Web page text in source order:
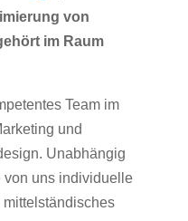
von
im Raum
Team im
und
Unabhängig
von uns individuelle
mittelständisches